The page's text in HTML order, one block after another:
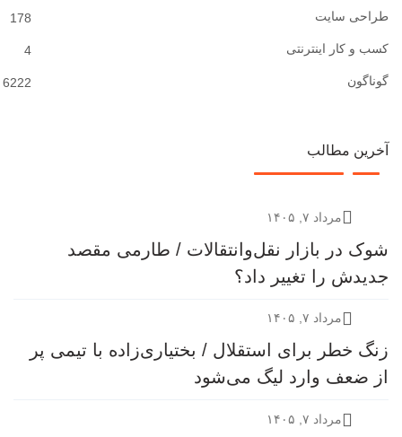
178 طراحی سایت
4 کسب و کار اینترنتی
6222 گوناگون
آخرین مطالب
مرداد ۷, ۱۴۰۵
شوک در بازار نقل‌وانتقالات / طارمی مقصد
جدیدش را تغییر داد؟
مرداد ۷, ۱۴۰۵
زنگ خطر برای استقلال / بختیاری‌زاده با تیمی پر
از ضعف وارد لیگ می‌شود
مرداد ۷, ۱۴۰۵